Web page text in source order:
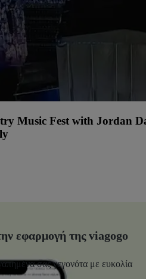
Music Fest with Jordan
εφαρμογή της viagogo
σας γεγονότα με ευκολία